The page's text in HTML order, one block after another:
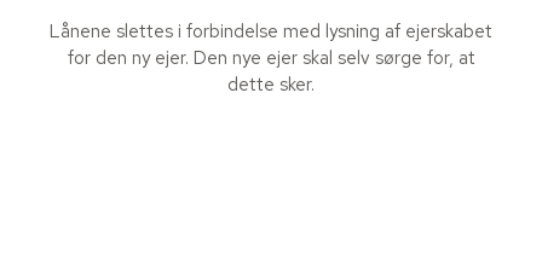
Lånene slettes i forbindelse med lysning af ejerskabet
for den ny ejer. Den nye ejer skal selv sørge for, at
dette sker.